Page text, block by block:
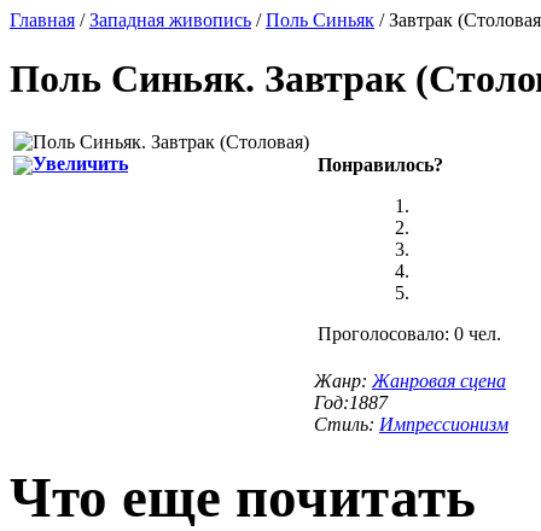
Главная /Западная живопись /Поль Синьяк / Завтрак
Поль Синьяк. Завтрак
Увеличить Понравилось?
Проголосовало: 0 чел.
Жанр: Жанровая сцена
Год:1887
Стиль: Импрессионизм
Что еще почитать